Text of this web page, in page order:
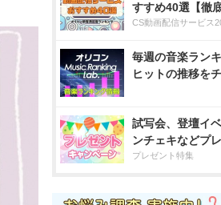
すすめ40選【徹
CS動画配信サービス
毎週の音楽ランキ
ヒットの推移を
試写会、登壇イ
ンチェキなどプ
プレゼント特集